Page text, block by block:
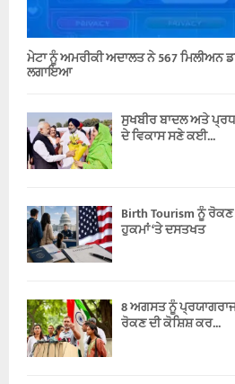
ਮੇਟਾ ਨੂੰ ਅਮਰੀਕੀ ਅਦਾਲਤ ਨੇ 567 ਮਿਲੀਅਨ
ਲਗਾਇਆ
ਸੁਖਬੀਰ ਬਾਦਲ ਅਤੇ
ਦੇ ਵਿਕਾਸ ਸਣੇ ਕਈ...
Birth Tourism ਨੂੰ
ਹੁਕਮਾਂ ‘ਤੇ ਦਸਤਖਤ
8 ਅਗਸਤ ਨੂੰ
ਰੋਕਣ ਦੀ ਕੋਸ਼ਿਸ਼ ਕਰ...